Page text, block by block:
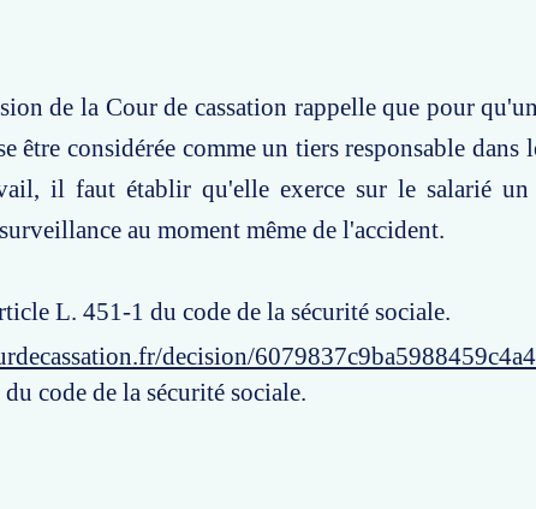
de la Cour de cassation rappelle que pour
être considérée comme un tiers responsable dans
il faut établir qu'elle exerce sur le salarié
au moment même de l'accident.
L. 451-1 du code de la sécurité sociale.
decision/
code de la sécurité sociale.